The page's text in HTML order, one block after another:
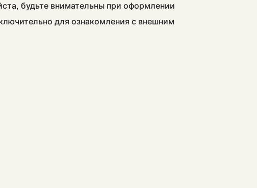
будьте внимательны при оформлении
для ознакомления с внешним